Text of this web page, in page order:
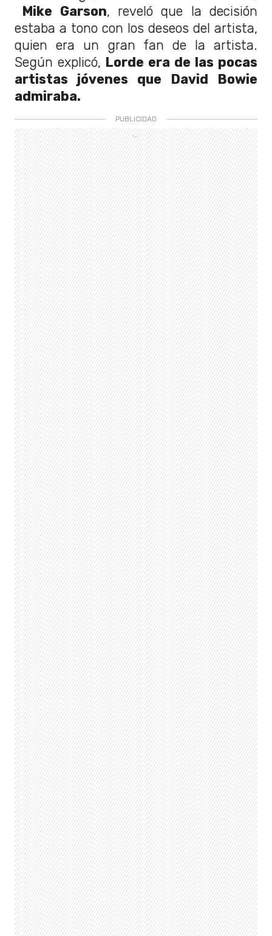
Mike Garson, reveló que la decisión
estaba a tono con los deseos del artista,
quien era un gran fan de la artista.
Según explicó, Lorde era de las pocas
artistas jóvenes que David Bowie
admiraba.